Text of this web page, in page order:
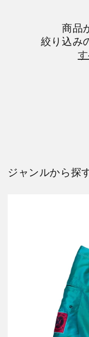
商品
絞り込み
ジャンルから探